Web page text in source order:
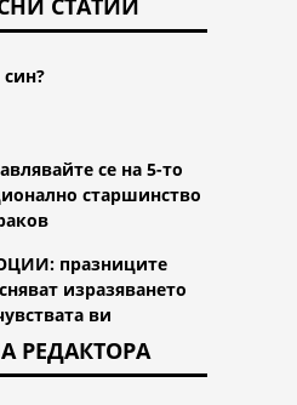
син?
се на 5-то
старшинство
празниците
изразяването
ви
РЕДАКТОРА